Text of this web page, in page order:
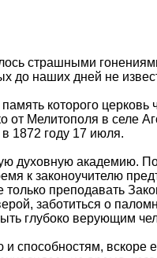
страшными
до наших дней не
которого церковь
Мелитополя в селе
1872 году 17 июля.
духовную академию.
к законоучителю
преподавать
заботиться о
глубоко верующим
способностям, вскоре